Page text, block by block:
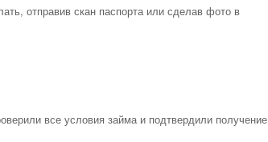
отправив скан паспорта или сделав фото в
все условия займа и подтвердили получение